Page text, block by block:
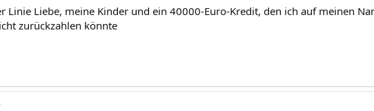
Linie Liebe, meine Kinder und ein 40000-Euro-Kredit, den ich auf meinen
zurückzahlen könnte